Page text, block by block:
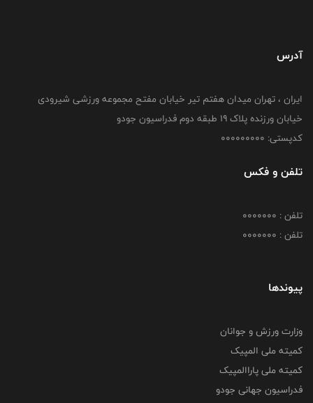
آدرس
ایران ، تهران میدان هفتم تیر خیابان مفتح مجموعه ورزشی شیرودی
خیابان ورزنده پلاک ۱۹ طبقه دوم فدراسیون جودو
کدپستی: 000000000
تلفن و فکس
تلفن : 0000000
تلفن : 0000000
پیوندها
وزارت ورزش و جوانان
کمیته ملی المپیک
کمیته ملی پاراالمپیک
فدراسیون جهانی جودو